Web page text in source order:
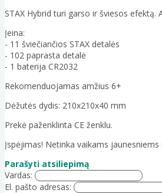
STAX Hybrid turi garso ir šviesos
Įeina:
- 11 šviečiančios STAX detalės
- 102 paprasta detalė
- 1 baterija CR2032
Rekomenduojamas amžius 6+
Dėžutės dydis: 210x210x40 mm
Prekė paženklinta CE ženklu.
Įspėjimas! Netinka vaikams jaunesniems
Parašyti atsiliepimą
Vardas:
El. pašto adresas: